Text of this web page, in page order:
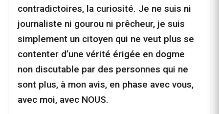
contradictoires, la curiosité. Je ne suis ni
journaliste ni gourou ni prêcheur, je suis
simplement un citoyen qui ne veut plus se
contenter d’une vérité érigée en dogme
non discutable par des personnes qui ne
sont plus, à mon avis, en phase avec vous,
avec moi, avec NOUS.